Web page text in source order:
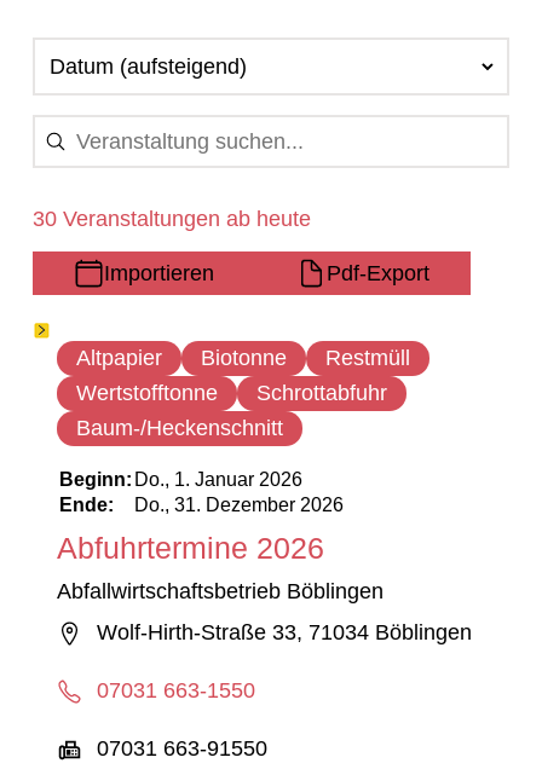
30 Veranstaltungen ab heute
Importieren Pdf-Export
20 Ergebnisse gefunden
Beginn: Do., 1. Januar 2026
Ende:
Do., 31. Dezember 2026
Abfuhrtermine 2026
Abfallwirtschaftsbetrieb Böblingen
Wolf-Hirth-Straße 33, 71034 Böblingen
07031 663-1550
07031 663-91550
Altpapier Biotonne
Restmüll
Wertstofftonne
Schrottabfuhr
Baum-/Heckenschnitt